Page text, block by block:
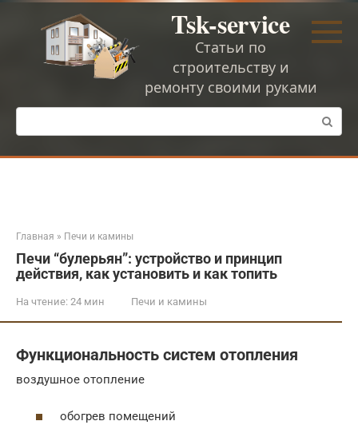
Перейти
Tsk-service
Статьи по
строительству и
ремонту своими руками
Поиск:
Главная » Печи и камины
Печи “булерьян”: устройство и принцип
действия, как установить и как топить
На чтение: 24 мин Печи и камины
Функциональность систем отопления
воздушное отопление
обогрев помещений